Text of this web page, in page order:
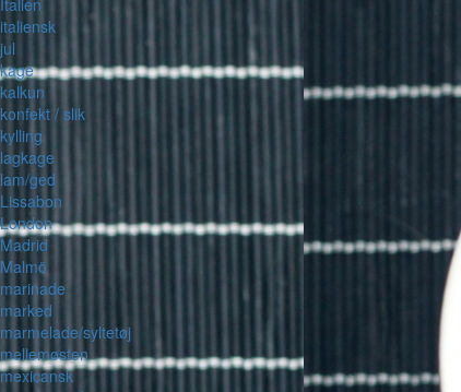
Italien
italiensk
jul
kage
kalkun
konfekt / slik
kylling
lagkage
lam/ged
Lissabon
London
Madrid
Malmö
marinade
marked
marmelade/syltetøj
mellemøsten
mexicansk